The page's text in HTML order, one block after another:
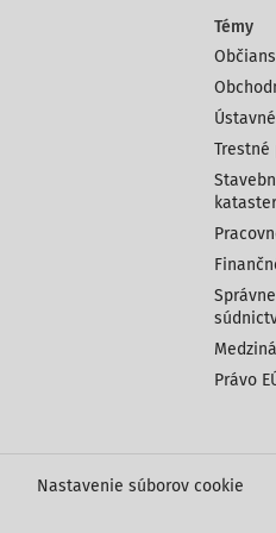
Témy
Trestné
Právo
Nastavenie súborov cookie